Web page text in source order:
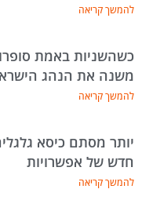
להמשך קריאה
כשהשניות באמת
משנה את הנהג
להמשך קריאה
יותר מסתם כיסא
חדש של אפשרויות
להמשך קריאה